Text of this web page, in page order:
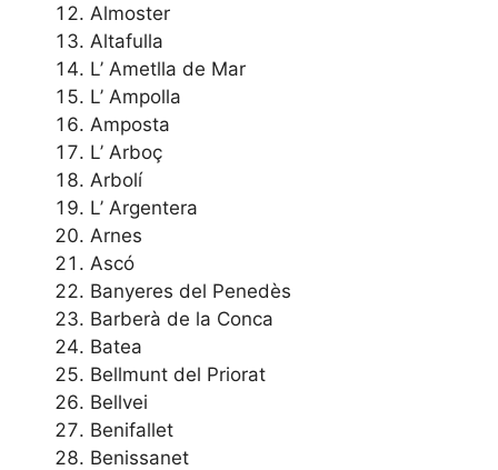
Almoster
Altafulla
L’ Ametlla de Mar
L’ Ampolla
Amposta
L’ Arboç
Arbolí
L’ Argentera
Arnes
Ascó
Banyeres del Penedès
Barberà de la Conca
Batea
Bellmunt del Priorat
Bellvei
Benifallet
Benissanet